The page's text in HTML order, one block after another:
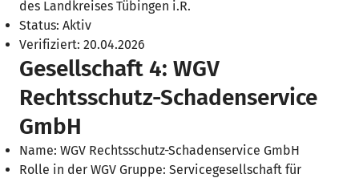
des Landkreises Tübingen i.R.
Status: Aktiv
Verifiziert: 20.04.2026
Gesellschaft 4: WGV
Rechtsschutz-Schadenservice
GmbH
Name: WGV Rechtsschutz-Schadenservice GmbH
Rolle in der WGV Gruppe: Servicegesellschaft für